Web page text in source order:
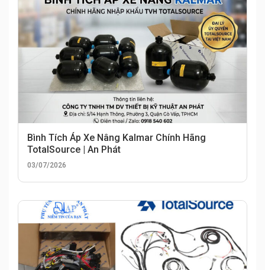
Bình Tích Áp Xe Nâng Kalmar Chính Hãng
TotalSource | An Phát
03/07/2026